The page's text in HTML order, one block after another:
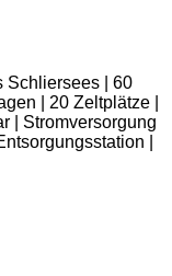
Schliersees | 60
| 20 Zeltplätze |
| Stromversorgung
|